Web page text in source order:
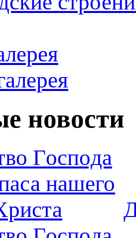
новости